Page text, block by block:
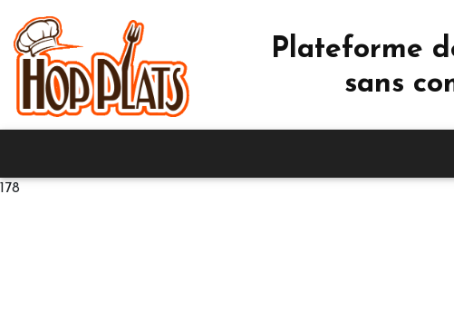
Plateforme
sans
178